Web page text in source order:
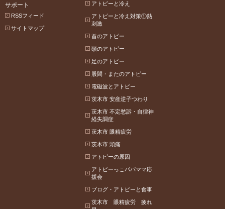
アトピーと冷え
アトピーと冷え対策①熱
刺激
首のアトピー
頭のアトピー
足のアトピー
股間・またのアトピー
電磁波とアトピー
茨木市 安産逆子つわり
茨木市 不定愁訴・自律神
経失調症
茨木市 眼精疲労
茨木市 頭痛
アトピーの原因
アトピーっこパパママ応
援会
ブログ・アトピーと食事
茨木市 眼精疲労 疲れ
サポート
RSSフィード
サイトマップ